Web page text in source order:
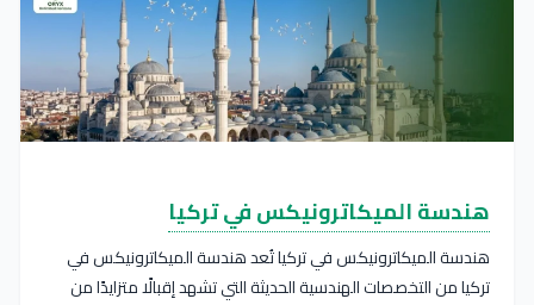
هندسة الميكاترونيكس في تركيا
هندسة الميكاترونيكس في تركيا تُعد هندسة الميكاترونيكس في
تركيا من التخصصات الهندسية الحديثة التي تشهد إقبالًا متزايدًا من